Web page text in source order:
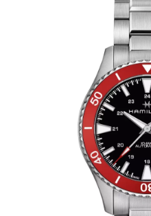
LIMITOVANÉ EDICE
VŠE O NÁKUPU